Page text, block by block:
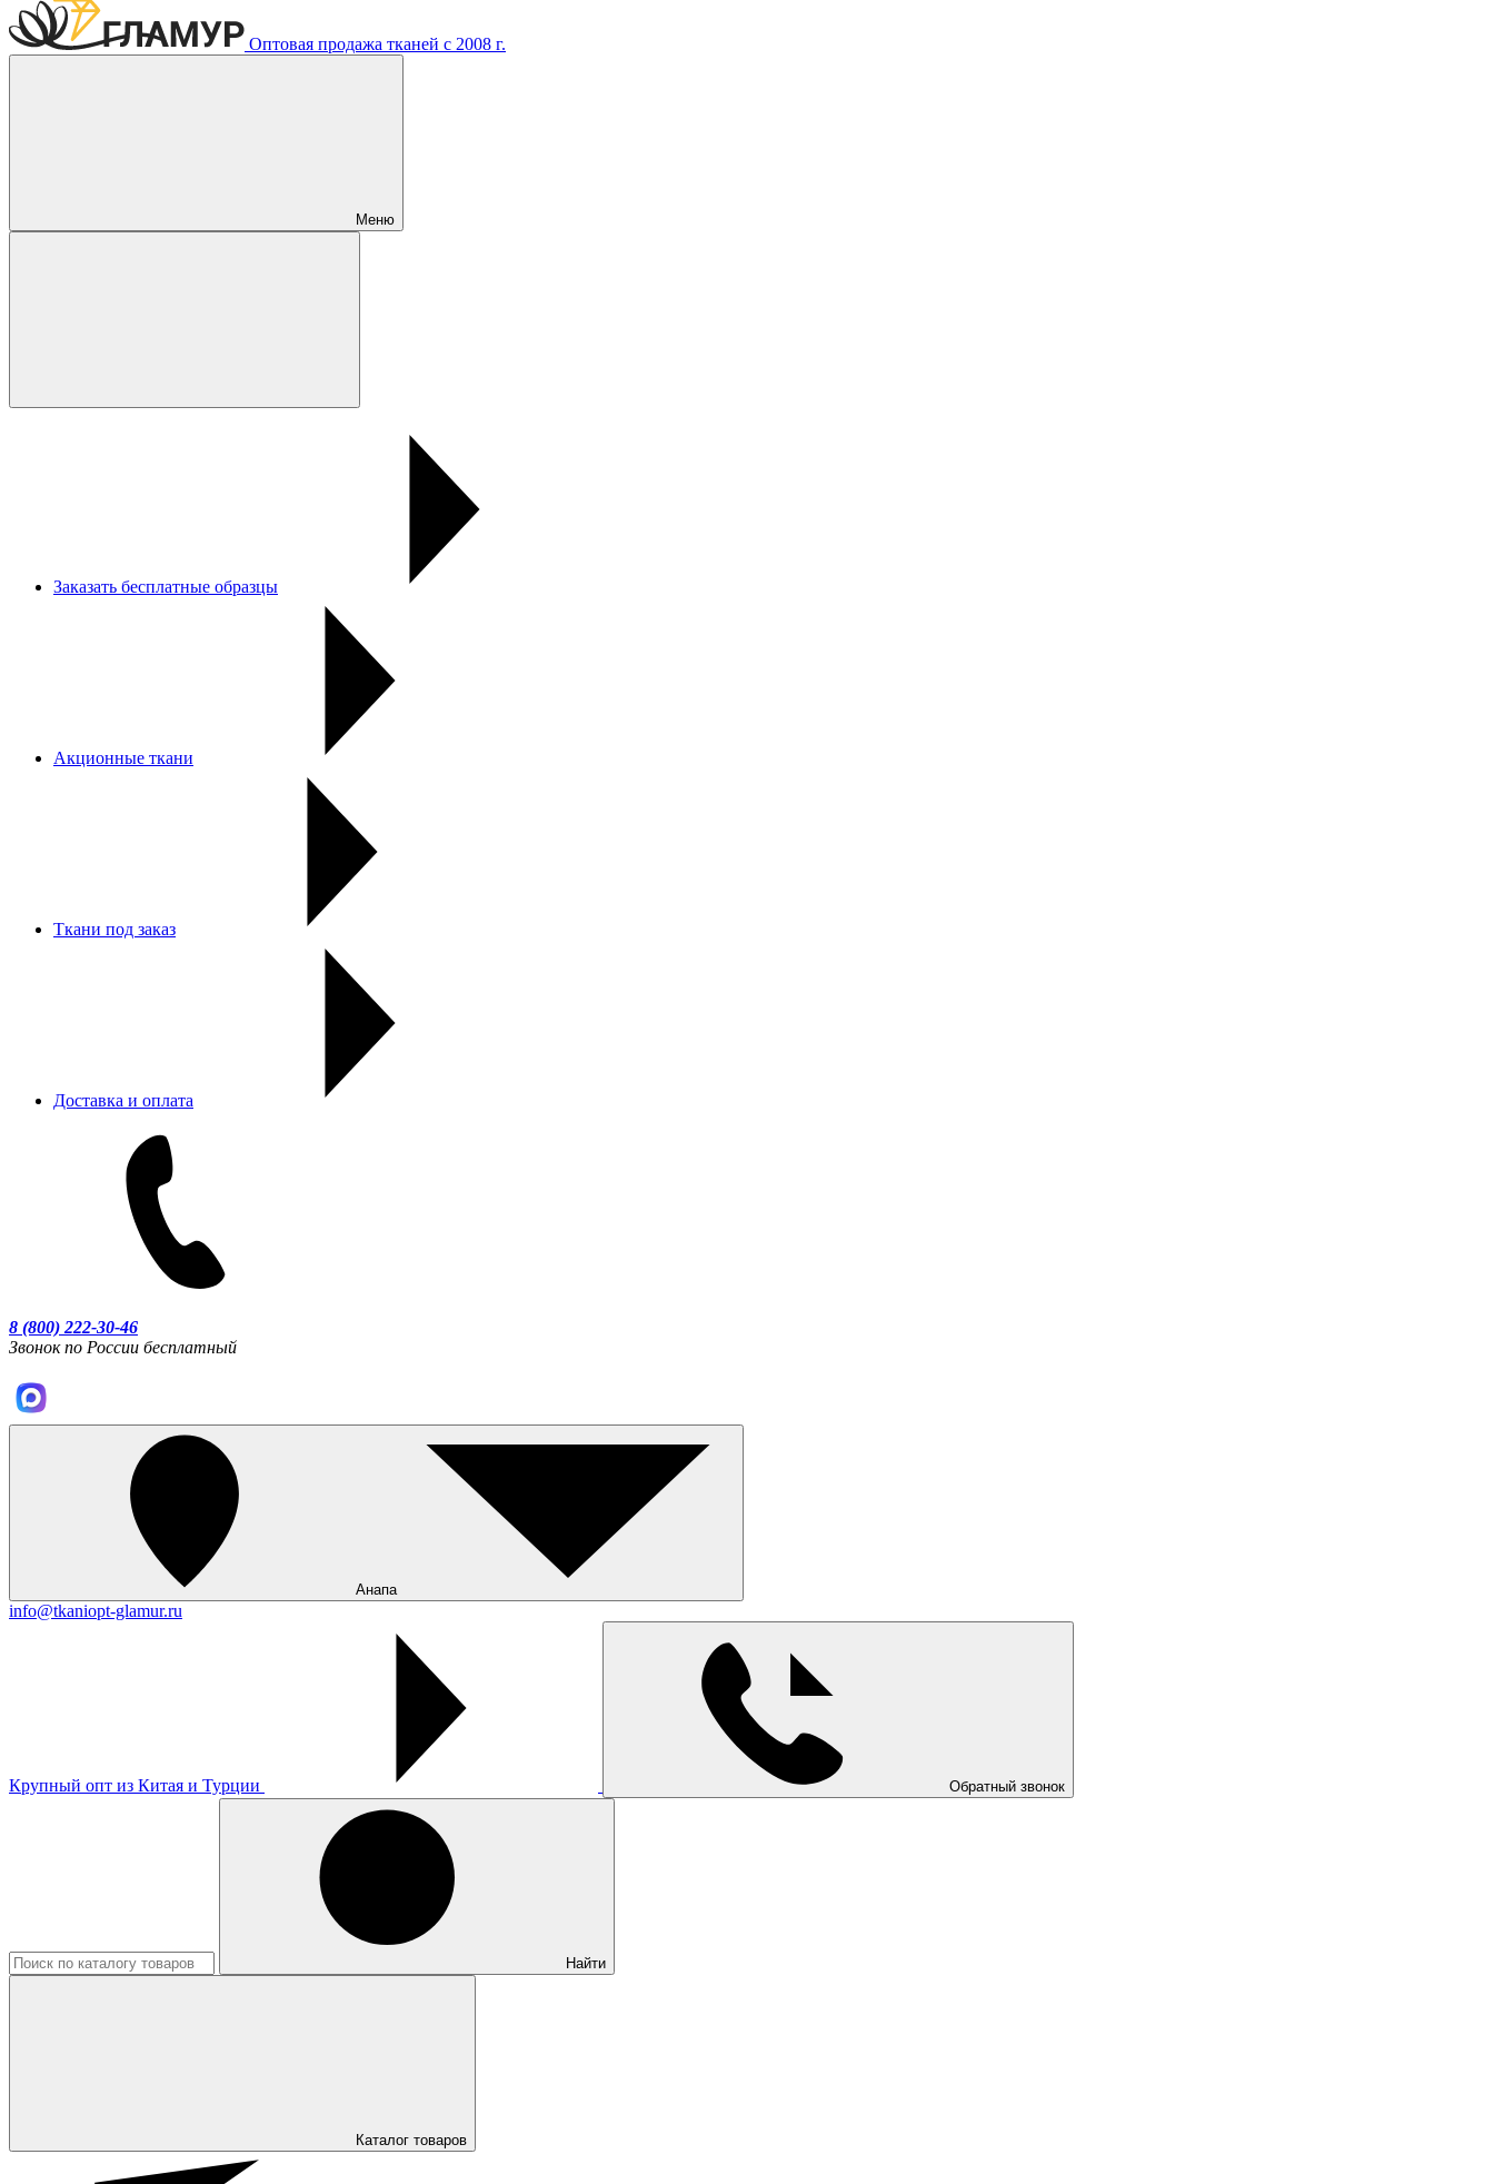
Оптовая продажа тканей с 2008 г.
Меню
Заказать бесплатные образцы
Акционные ткани
Ткани под заказ
Доставка и оплата
8 (800) 222-30-46
Звонок по России бесплатный
Анапа
info@tkaniopt-glamur.ru
Крупный опт из Китая и Турции Обратный звонок
Найти
Каталог товаров